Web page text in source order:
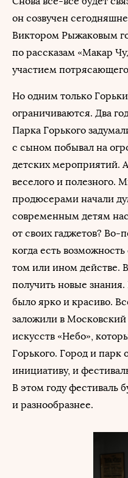
он созвучен
Виктором Рыжаковым
по рассказам «Макар
участием
Но одним только
ограничиваются. Два
Парка Горького
с сыном побывал на
детских мероприятий.
веселого и полезного.
продюсерами начали
современным детям
от своих гаджетов? Во-
когда есть
том или ином действе.
получить новые
было ярко и красиво.
заложили в
искусств «Небо»,
Горького. Город и парк
инициативу, и
В этом году фестиваль
и разнообразнее.